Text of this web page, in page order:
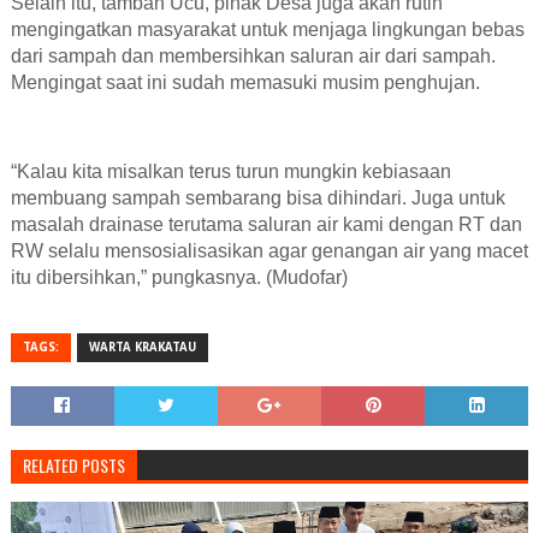
mengingatkan masyarakat untuk menjaga lingkungan bebas
dari sampah dan membersihkan saluran air dari sampah.
Mengingat saat ini sudah memasuki musim penghujan.
“Kalau kita misalkan terus turun mungkin kebiasaan
membuang sampah sembarang bisa dihindari. Juga untuk
masalah drainase terutama saluran air kami dengan RT dan
RW selalu mensosialisasikan agar genangan air yang macet
itu dibersihkan,” pungkasnya. (Mudofar)
TAGS: WARTA KRAKATAU
RELATED POSTS